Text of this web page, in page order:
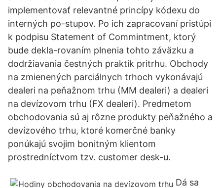
implementovať relevantné princípy kódexu do
interných po-stupov. Po ich zapracovaní pristúpi
k podpisu Statement of Commintment, ktorý
bude dekla-rovaním plnenia tohto záväzku a
dodržiavania čestných praktík pritrhu. Obchody
na zmienených parciálnych trhoch vykonávajú
dealeri na peňažnom trhu (MM dealeri) a dealeri
na devízovom trhu (FX dealeri). Predmetom
obchodovania sú aj rôzne produkty peňažného a
devízového trhu, ktoré komerčné banky
ponúkajú svojim bonitným klientom
prostredníctvom tzv. customer desk-u.
Dá sa